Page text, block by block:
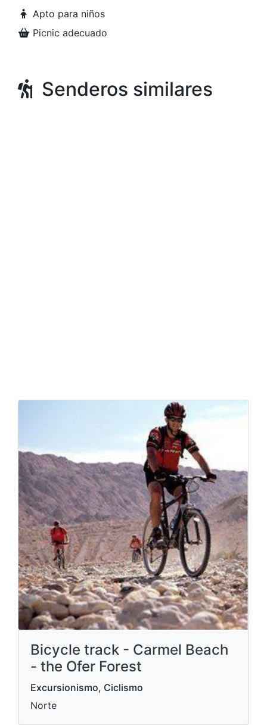
Apto para niños
Picnic adecuado
Senderos similares
Bicycle track - Carmel Beach
- the Ofer Forest
Excursionismo, Ciclismo
Norte